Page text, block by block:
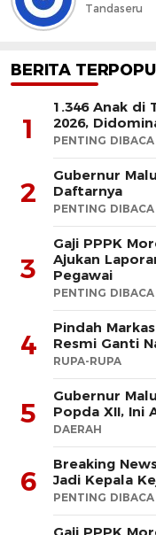
Tandaseru
BERITA
1
1.346 Anak di
2026,
PENTING DIBACA
2
Gubernur
Daftarnya
PENTING DIBACA
3
Gaji PPPK
Ajukan
Pegawai
PENTING DIBACA
4
Pindah
Resmi Ganti
RUPA-RUPA
5
Gubernur
Popda XII, Ini
DAERAH
6
Breaking
Jadi Kepala
PENTING DIBACA